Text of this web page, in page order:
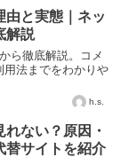
由と実態｜ネッ
解説
ら徹底解説。コメ
用法までをわかりや
h.s.
ない？原因・
替サイトを紹介